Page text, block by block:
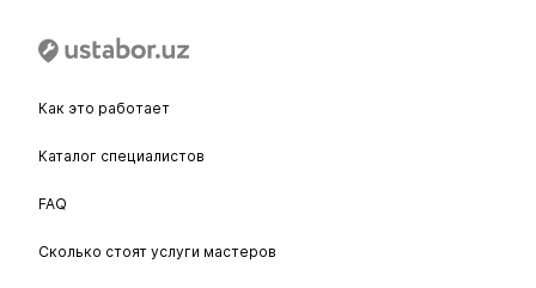
Как это работает
Каталог специалистов
FAQ
Сколько стоят услуги мастеров